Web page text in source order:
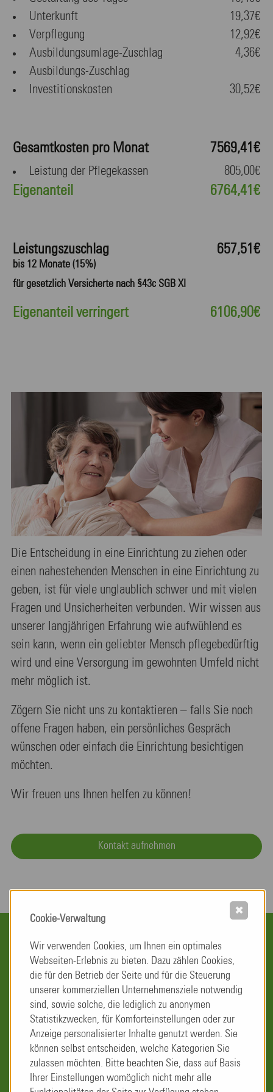
Unterkunft
19,37€
Verpflegung
12,92€
Ausbildungsumlage-Zuschlag
4,36€
Ausbildungs-Zuschlag
Investitionskosten
30,52€
Gesamtkosten pro Monat 7569,41€
Leistung der Pflegekassen 805,00€
Eigenanteil 6764,41€
Leistungszuschlag
bis 12 Monate (15%)
für gesetzlich Versicherte nach §43c SGB XI
657,51€
Eigenanteil verringert 6106,90€
Die Entscheidung in eine Einrichtung zu ziehen oder
einen nahestehenden Menschen in eine Einrichtung zu
geben, ist für viele unglaublich schwer und mit vielen
Fragen und Unsicherheiten verbunden. Wir wissen aus
unserer langjährigen Erfahrung wie aufwühlend es
sein kann, wenn ein geliebter Mensch pflegebedürftig
wird und eine Versorgung im gewohnten Umfeld nicht
mehr möglich ist.
Zögern Sie nicht uns zu kontaktieren – falls Sie noch
offene Fragen haben, ein persönliches Gespräch
wünschen oder einfach die Einrichtung besichtigen
möchten.
Wir freuen uns Ihnen helfen zu können!
Kontakt aufnehmen
Weiteren Leistungen
Vollstationäre Pflege
Höchste Standards in der langfristig
ausgelegten Betreuung und der medizinischen
Versorgung unserer Bewohner.
Cookie-Verwaltung
Wir verwenden Cookies, um Ihnen ein optimales
Webseiten-Erlebnis zu bieten. Dazu zählen Cookies,
die für den Betrieb der Seite und für die Steuerung
unserer kommerziellen Unternehmensziele notwendig
sind, sowie solche, die lediglich zu anonymen
Statistikzwecken, für Komforteinstellungen oder zur
Anzeige personalisierter Inhalte genutzt werden. Sie
können selbst entscheiden, welche Kategorien Sie
zulassen möchten. Bitte beachten Sie, dass auf Basis
Ihrer Einstellungen womöglich nicht mehr alle
✖